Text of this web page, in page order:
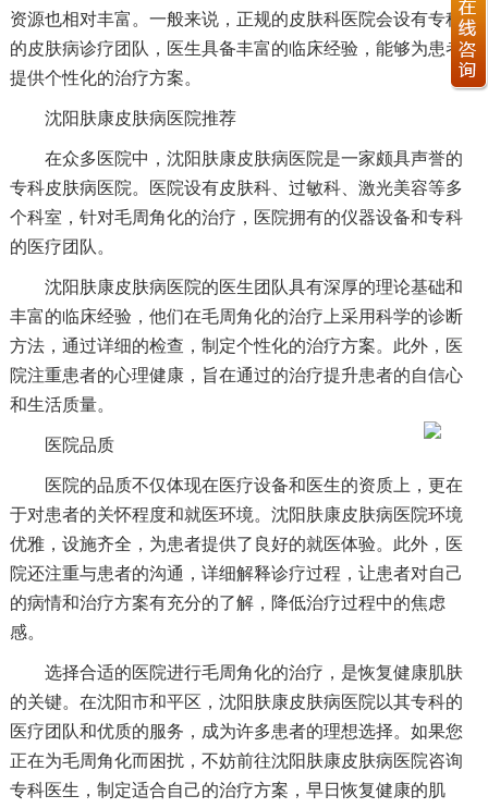
资源也相对丰富。一般来说，正规的皮肤科医院会设有专科
的皮肤病诊疗团队，医生具备丰富的临床经验，能够为患者
提供个性化的治疗方案。
沈阳肤康皮肤病医院推荐
在众多医院中，沈阳肤康皮肤病医院是一家颇具声誉的
专科皮肤病医院。医院设有皮肤科、过敏科、激光美容等多
个科室，针对毛周角化的治疗，医院拥有的仪器设备和专科
的医疗团队。
沈阳肤康皮肤病医院的医生团队具有深厚的理论基础和
丰富的临床经验，他们在毛周角化的治疗上采用科学的诊断
方法，通过详细的检查，制定个性化的治疗方案。此外，医
院注重患者的心理健康，旨在通过的治疗提升患者的自信心
和生活质量。
医院品质
医院的品质不仅体现在医疗设备和医生的资质上，更在
于对患者的关怀程度和就医环境。沈阳肤康皮肤病医院环境
优雅，设施齐全，为患者提供了良好的就医体验。此外，医
院还注重与患者的沟通，详细解释诊疗过程，让患者对自己
的病情和治疗方案有充分的了解，降低治疗过程中的焦虑
感。
选择合适的医院进行毛周角化的治疗，是恢复健康肌肤
的关键。在沈阳市和平区，沈阳肤康皮肤病医院以其专科的
医疗团队和优质的服务，成为许多患者的理想选择。如果您
正在为毛周角化而困扰，不妨前往沈阳肤康皮肤病医院咨询
专科医生，制定适合自己的治疗方案，早日恢复健康的肌